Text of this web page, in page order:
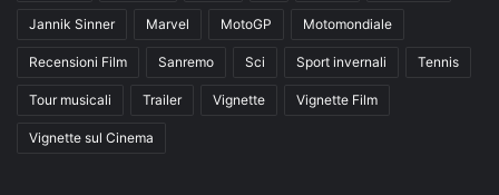
Jannik Sinner Marvel MotoGP Motomondiale
Recensioni Film Sanremo Sci Sport invernali Tennis
Tour musicali Trailer Vignette Vignette Film
Vignette sul Cinema